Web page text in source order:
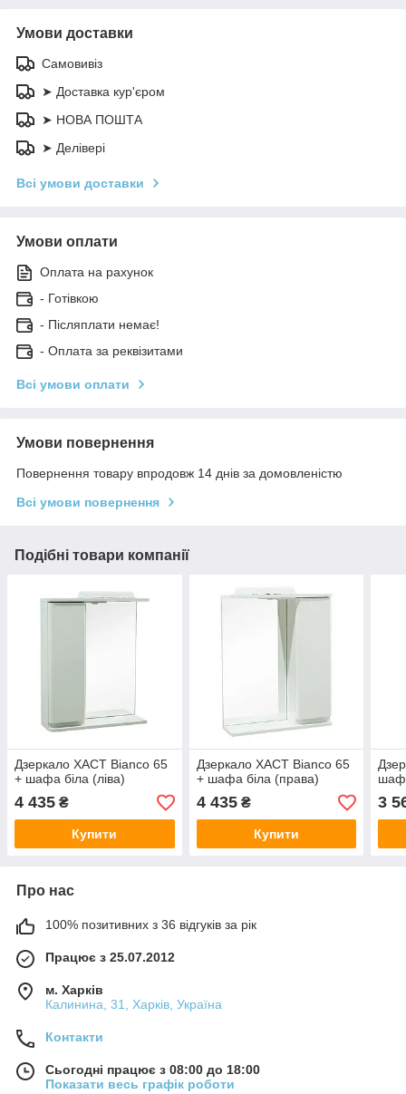
Умови доставки
Самовивіз
➤ Доставка кур'єром
➤ НОВА ПОШТА
➤ Делівері
Всі умови доставки
Умови оплати
Оплата на рахунок
- Готівкою
- Післяплати немає!
- Оплата за реквізитами
Всі умови оплати
Умови повернення
Повернення товару впродовж 14 днів за домовленістю
Всі умови повернення
Подібні товари компанії
Дзеркало ХАСТ Bianco 65
+ шафа біла (ліва)
4 435 ₴
Купити
Дзеркало ХАСТ Bianco 65
+ шафа біла (права)
4 435₴
Купити
3
Про нас
100% позитивних з 36 відгуків за рік
Працює з 25.07.2012
м. Харків
Калинина, 31, Харків, Україна
Контакти
Сьогодні працює з 08:00 до 18:00
Показати весь графік роботи